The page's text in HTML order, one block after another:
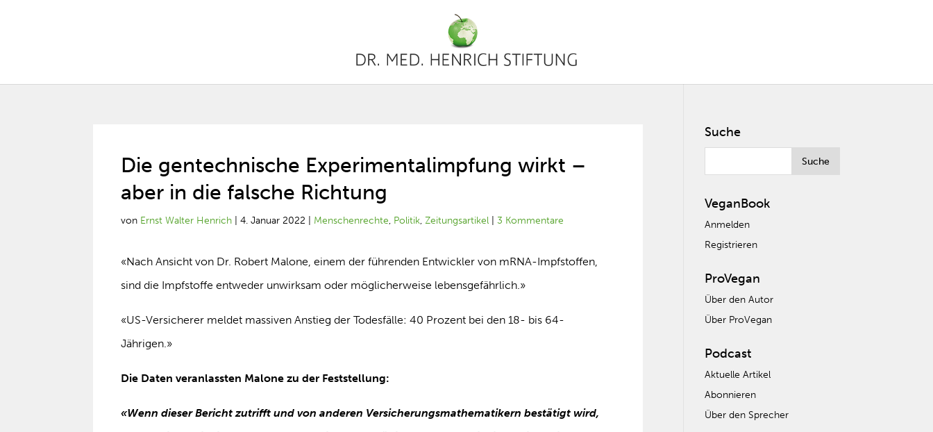
Die gentechnische Experimentalimpfung wirkt –
aber in die falsche Richtung
von Ernst Walter Henrich |4. Januar 2022 Menschenrechte, Politik,Zeitungsartikel |3 Kommentare
«Nach Ansicht von Dr. Robert Malone, einem der führenden Entwickler von mRNA-Impfstoffen,
sind die Impfstoffe entweder unwirksam oder möglicherweise lebensgefährlich.»
«US-Versicherer meldet massiven Anstieg der Todesfälle: 40 Prozent bei den 18- bis 64-
Jährigen.»
Die Daten veranlassten Malone zu der Feststellung:
«Wenn dieser Bericht zutrifft und von anderen Versicherungsmathematikern bestätigt wird,
Suche
VeganBook
Anmelden
Registrieren
ProVegan
Über den Autor
Über ProVegan
Podcast
Aktuelle Artikel
Abonnieren
Über den Sprecher